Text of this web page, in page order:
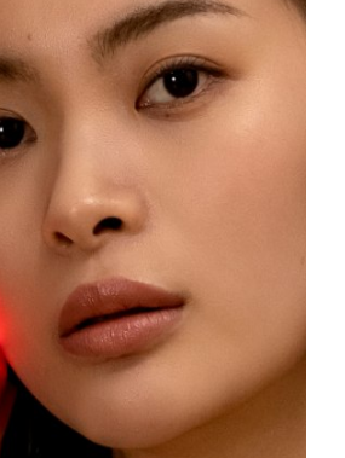
Entrega prevista 10/8/26
Entrega prevista
Entrega prevista
Entrega prevista
Entrega prevista 11/8/26
Entrega prevista10/8/26
Entrega prevista